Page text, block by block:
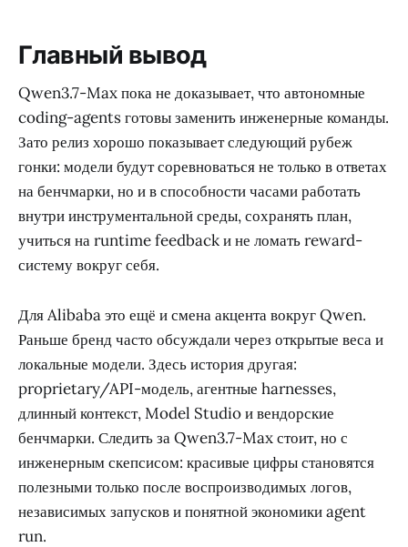
Главный вывод
Qwen3.7-Max пока не доказывает, что автономные
coding-agents готовы заменить инженерные команды.
Зато релиз хорошо показывает следующий рубеж
гонки: модели будут соревноваться не только в ответах
на бенчмарки, но и в способности часами работать
внутри инструментальной среды, сохранять план,
учиться на runtime feedback и не ломать reward-
систему вокруг себя.
Для Alibaba это ещё и смена акцента вокруг Qwen.
Раньше бренд часто обсуждали через открытые веса и
локальные модели. Здесь история другая:
proprietary/API-модель, агентные harnesses,
длинный контекст, Model Studio и вендорские
бенчмарки. Следить за Qwen3.7-Max стоит, но с
инженерным скепсисом: красивые цифры становятся
полезными только после воспроизводимых логов,
независимых запусков и понятной экономики agent
run.